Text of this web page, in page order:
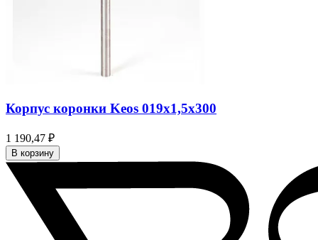
Корпус коронки Keos 019x1,5x300
1 190,47 ₽
В корзину